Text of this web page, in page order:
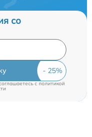
со
cполитикой